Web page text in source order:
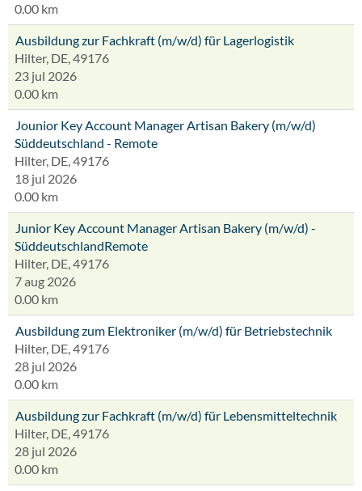
0.00 km
Ausbildung zur Fachkraft (m/w/d) für Lagerlogistik
Hilter, DE, 49176
23 jul 2026
0.00 km
Jounior Key Account Manager Artisan Bakery (m/w/d)
Süddeutschland - Remote
Hilter, DE, 49176
18 jul 2026
0.00 km
Junior Key Account Manager Artisan Bakery (m/w/d) -
SüddeutschlandRemote
Hilter, DE, 49176
7 aug 2026
0.00 km
Ausbildung zum Elektroniker (m/w/d) für Betriebstechnik
Hilter, DE, 49176
28 jul 2026
0.00 km
Ausbildung zur Fachkraft (m/w/d) für Lebensmitteltechnik
Hilter, DE, 49176
28 jul 2026
0.00 km